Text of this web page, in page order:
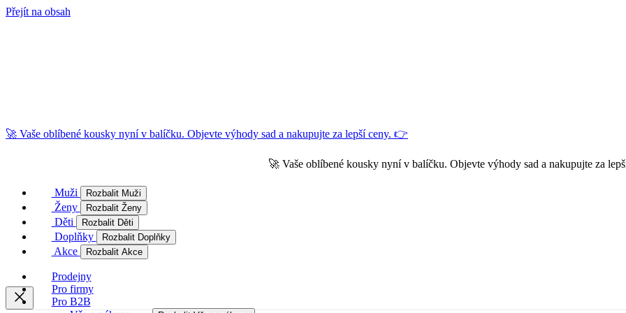
Přejít na obsah
🚀 Vaše oblíbené kousky nyní v balíčku. Objevte výhody sad a nakupujte za lepší ceny. 👉
🚀 Vaše oblíbené kousky nyní v balíčku. Objevte výhody sad a nakupujte za
Muži Rozbalit Muži
Ženy Rozbalit Ženy
Děti Rozbalit Děti
Doplňky Rozbalit Doplňky
Akce Rozbalit Akce
Prodejny
Pro firmy
Pro B2B